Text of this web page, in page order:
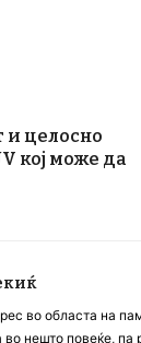
и целосно
кој може да
во областа на
нешто повеќе, па